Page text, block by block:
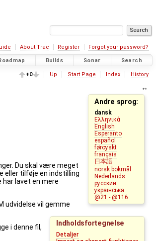
About Trac Register Forgot your password?
Builds Sonar Search
+0 Up Start Page Index History
Andre sprog:
dansk
Ελληνικά
English
Esperanto
español
føroyskt
français
日本語
norsk bokmål
Nederlands
русский
українська
@21 - @116
Indholdsfortegnelse
Detaljer
Du skal være meget
eller tilføje en indstilling
har lavet en mere
udvidelse vil gemme
i denne fil,